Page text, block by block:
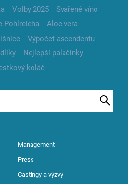
Volby 2025
Svařené víno
Pohlreicha
Aloe vera
Výpočet ascendentu
Nejlepší palačinky
koláč
Management
Press
Castingy a výzvy